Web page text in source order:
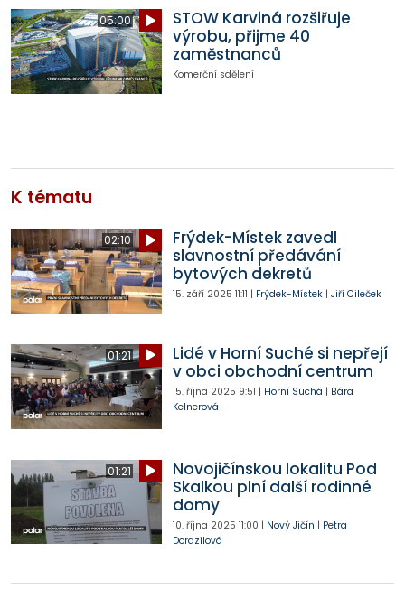
05:00
STOW Karviná rozšiřuje
výrobu, přijme 40
zaměstnanců
Komerční sdělení
K tématu
02:10
Frýdek-Místek zavedl
slavnostní předávání
bytových dekretů
15. září 2025 11:11 | Frýdek-Místek| Jiří Cileček
01:21
Lidé v Horní Suché si nepřejí
v obci obchodní centrum
15. října 2025 9:51 | Horní Suchá | Bára
Kelnerová
01:21
Novojičínskou lokalitu Pod
Skalkou plní další rodinné
domy
10. října 2025 11:00 | Nový Jičín | Petra
Dorazilová